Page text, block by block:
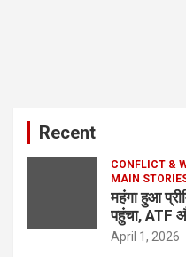
Recent
CONFLICT &
MAIN
महंगा हुआ
पहुंचा, ATF
April 1, 2026